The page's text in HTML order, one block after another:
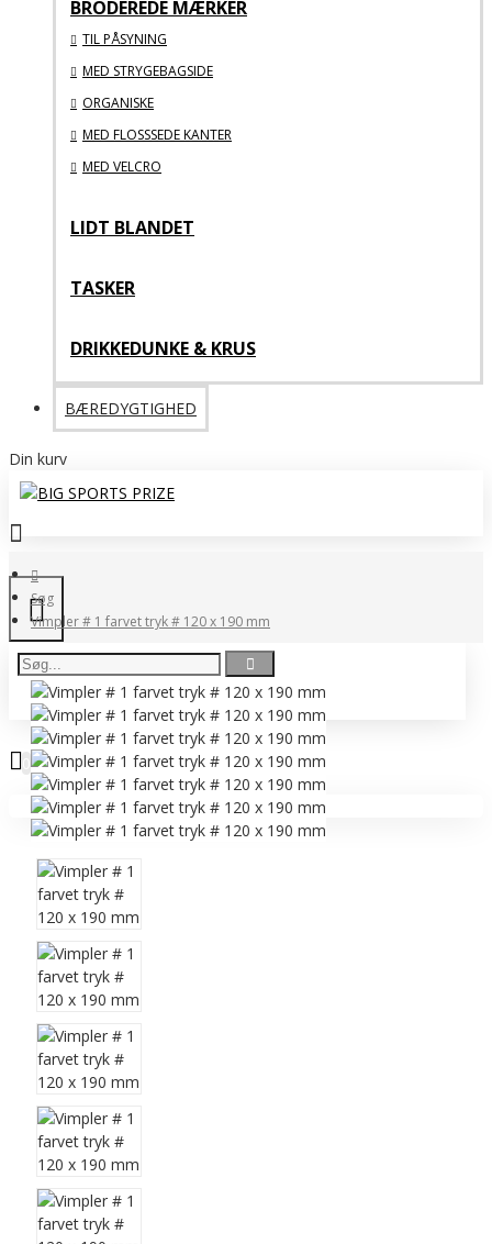
BRODEREDE MÆRKER
TIL PÅSYNING
MED STRYGEBAGSIDE
ORGANISKE
MED FLOSSSEDE KANTER
MED VELCRO
LIDT BLANDET
TASKER
DRIKKEDUNKE & KRUS
BÆREDYGTIGHED
Din kurv
0 vare(r) - 0,00 DKK
Ingen produkter
Søg
Vimpler # 1 farvet tryk # 120 x 190 mm